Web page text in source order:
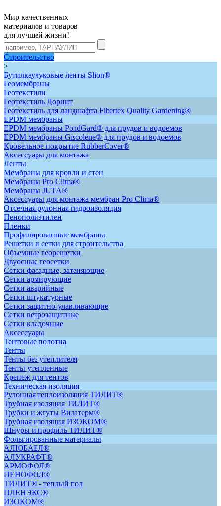
Мир качественных
материалов и товаров
для лучшей жизни!
Строительство
>
Бутилкаучуковые ленты Slion®
Геомембраны
Геотекстили
Геотекстиль Дорнит
Геотекстиль для ландшафта Fibertex Quality Gardening®
ЕРDM мембраны
EPDM мембраны PondGard® для прудов и водоемов
EPDM мембраны Giscolene® для прудов и водоемов
Кровельное покрытие RubberCover®
Аксессуары для монтажа
Ленты
Мембраны для кровли и стен
Мембраны Pro Clima®
Мембраны JUTA®
Аксессуары для монтажа мембран Pro Clima®
Отсечная рулонная гидроизоляция
Пенополиэтилен
Пленки
Профилированные мембраны
Решетки и сетки для строительства
Объемные георешетки
Двуосные геосетки
Сетки фасадные, затеняющие
Сетки армирующие
Сетки аварийные
Сетки штукатурные
Сетки защитно-улавливающие
Сетки ветрозащитные
Сетки кладочные
Аксессуары
Тентовые полотна
Тенты
Тенты без утеплителя
Тенты утепленные
Крепеж для тентов
Техническая изоляция
Рулонная теплоизоляция ТИЛИТ®
Трубная изоляция ТИЛИТ®
Трубки и жгуты Вилатерм®
Трубная изоляция ИЗОКОМ®
Шнуры и профиль ТИЛИТ®
Фольгированные материалы
АЛЮБАБЛ®
АЛУКРАФТ®
АРМОФОЛ®
ПЕНОФОЛ®
ТИЛИТ® - теплый пол
ПЛЕНЭКС®
ИЗОКОМ®